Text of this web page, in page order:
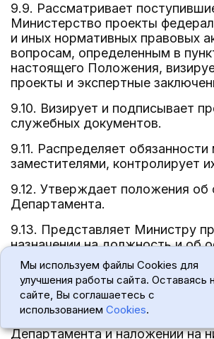
9.9. Рассматривает
Министерство проекты
и иных нормативных правовых
вопросам, определенным в
настоящего Положения,
проекты и экспертные
9.10. Визирует и подписывает
служебных документов.
9.11. Распределяет
заместителями, контролирует
9.12. Утверждает положения об
Департамента.
9.13. Представляет Министру
назначении на должность и об
от должности, о графике
повышении квалификации,
государственных гражданских
Департамента, об
Департамента и наложении на
Мы используем файлы Cookies для
улучшения работы сайта. Оставаясь
сайте, Вы соглашаетесь с
использованием Cookies.